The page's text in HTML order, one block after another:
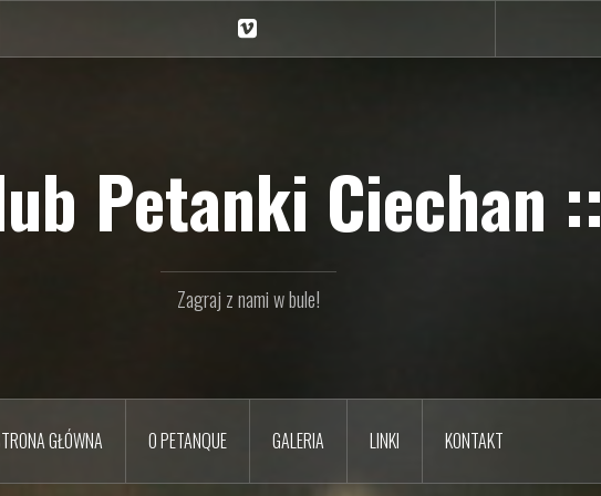
na
Petanki Ciechan ::
Zagraj z nami w bule!
GŁÓWNA O PETANQUE GALERIA LINKI KONTAKT